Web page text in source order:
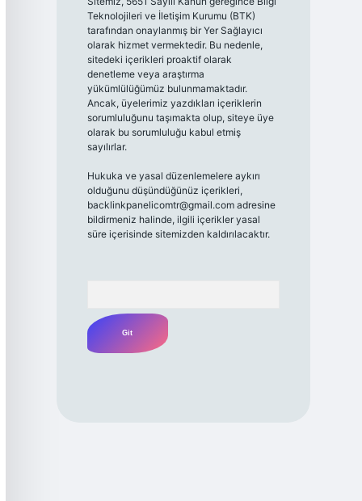
Teknolojileri ve İletişim Kurumu (BTK)
tarafından onaylanmış bir Yer Sağlayıcı
olarak hizmet vermektedir. Bu nedenle,
sitedeki içerikleri proaktif olarak
denetleme veya araştırma
yükümlülüğümüz bulunmamaktadır.
Ancak, üyelerimiz yazdıkları içeriklerin
sorumluluğunu taşımakta olup, siteye üye
olarak bu sorumluluğu kabul etmiş
sayılırlar.
Hukuka ve yasal düzenlemelere aykırı
olduğunu düşündüğünüz içerikleri,
backlinkpanelicomtr@gmail.comadresine
bildirmeniz halinde, ilgili içerikler yasal
süre içerisinde sitemizden kaldırılacaktır.